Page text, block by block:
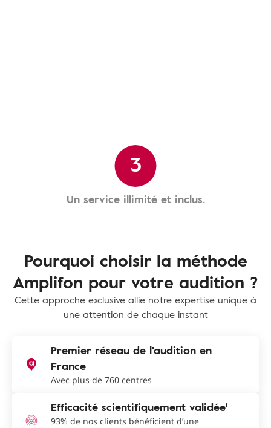
3
Un service illimité et inclus.
Pourquoi choisir la méthode
Amplifon pour votre audition ?
Cette approche exclusive allie notre expertise unique à
une attention de chaque instant
Premier réseau de l'audition en
France
Avec plus de 760 centres
Efficacité scientifiquement validée¹
93% de nos clients bénéficient d’une